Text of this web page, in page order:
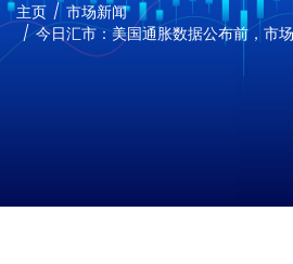
主页
市场新闻
今日汇市：美国通胀数据公布前，市